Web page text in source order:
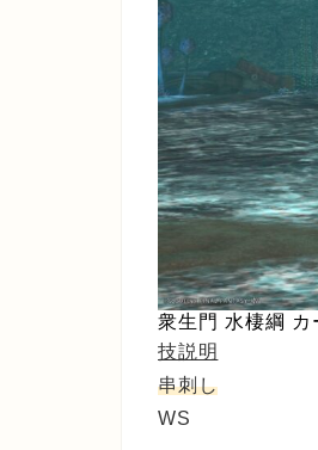
衆生門 水棲綱 カ
技説明
串刺し
WS